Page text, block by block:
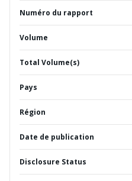
Numéro du rapport
Volume
Total Volume(s)
Pays
Région
Date de publication
Disclosure Status